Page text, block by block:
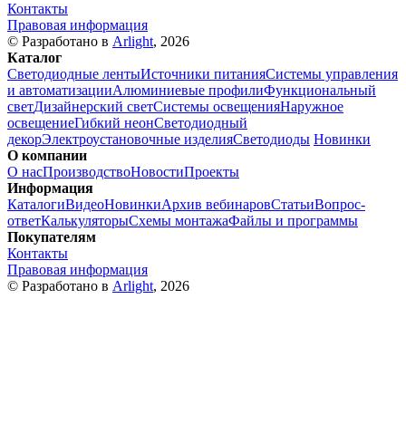
Контакты
Правовая информация
© Разработано в Arlight, 2026
Каталог
Светодиодные лентыИсточники питанияСистемы управления
и автоматизацииАлюминиевые профилиФункциональный
светДизайнерский светСистемы освещенияНаружное
освещениеГибкий неонСветодиодный
декорЭлектроустановочные изделияСветодиоды Новинки
О компании
О насПроизводствоНовостиПроекты
Информация
КаталогиВидеоНовинкиАрхив вебинаровСтатьиВопрос-
ответКалькуляторыСхемы монтажаФайлы и программы
Покупателям
Контакты
Правовая информация
© Разработано в Arlight, 2026